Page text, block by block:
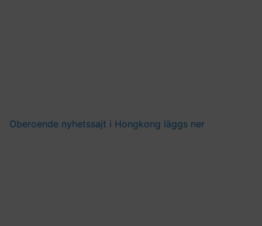
Oberoende nyhetssajt i Hongkong läggs ner